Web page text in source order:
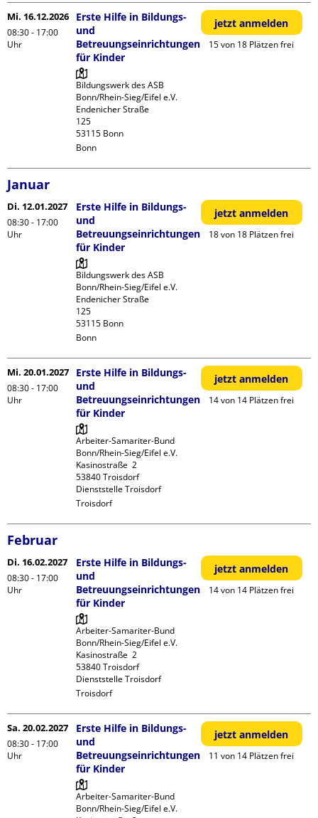
Mi. 16.12.2026
08:30 - 17:00
Uhr
Erste Hilfe in Bildungs-
und
Betreuungseinrichtungen
für Kinder
Bildungswerk des ASB
Bonn/Rhein-Sieg/Eifel e.V.
Endenicher Straße
125
Bonn
jetzt anmelden
15 von 18 Plätzen frei
Januar
Di. 12.01.2027
08:30 - 17:00
Uhr
Erste Hilfe in Bildungs-
und
Betreuungseinrichtungen
für Kinder
Bildungswerk des ASB
Bonn/Rhein-Sieg/Eifel e.V.
Endenicher Straße
125
Bonn
jetzt anmelden
18 von 18 Plätzen frei
Mi. 20.01.2027
08:30 - 17:00
Uhr
Erste Hilfe in Bildungs-
und
Betreuungseinrichtungen
für Kinder
Arbeiter-Samariter-Bund
Bonn/Rhein-Sieg/Eifel e.V.
Kasinostraße  2
53840 Troisdorf
Dienststelle Troisdorf
Troisdorf
jetzt anmelden
14 von 14 Plätzen frei
Februar
Di. 16.02.2027
08:30 - 17:00
Uhr
Erste Hilfe in Bildungs-
und
Betreuungseinrichtungen
für Kinder
Arbeiter-Samariter-Bund
Bonn/Rhein-Sieg/Eifel e.V.
Kasinostraße  2
53840 Troisdorf
Dienststelle Troisdorf
Troisdorf
jetzt anmelden
14 von 14 Plätzen frei
Sa. 20.02.2027
08:30 - 17:00
Uhr
Erste Hilfe in Bildungs-
und
Betreuungseinrichtungen
für Kinder
Arbeiter-Samariter-Bund
Bonn/Rhein-Sieg/Eifel e.V.
jetzt anmelden
11 von 14 Plätzen frei